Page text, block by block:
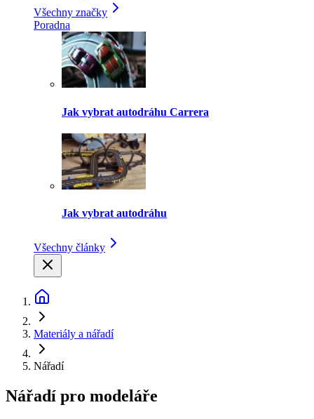
Všechny značky
Poradna
Jak vybrat autodráhu Carrera
Jak vybrat autodráhu
Všechny články
Materiály a nářadí
Nářadí
Nářadí pro modeláře